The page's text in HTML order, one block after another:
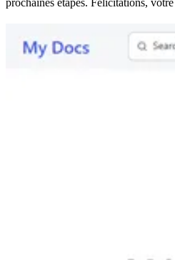
prochaines étapes. Félicitations,